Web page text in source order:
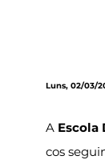
Luns, 02/03/
A Escola
cos